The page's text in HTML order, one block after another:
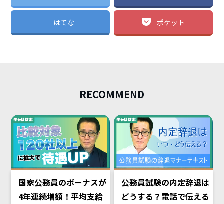
はてな ポケット
RECOMMEND
国家公務員のボーナスが
4年連続増額！平均支給
公務員試験の内定辞退は
どうする？電話で伝える